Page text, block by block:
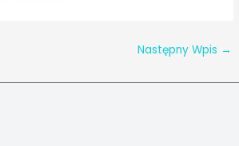
Następny Wpis →